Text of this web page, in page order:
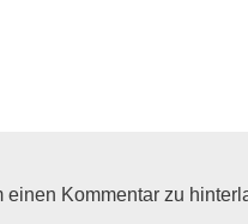
einen Kommentar zu